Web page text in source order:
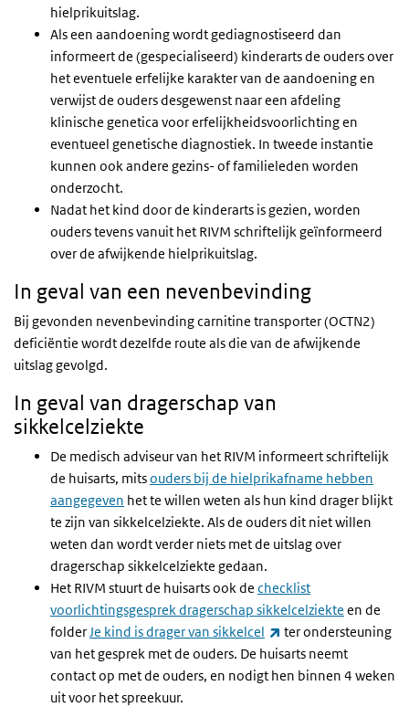
hielprikuitslag.
Als een aandoening wordt gediagnostiseerd dan
informeert de (gespecialiseerd) kinderarts de ouders over
het eventuele erfelijke karakter van de aandoening en
verwijst de ouders desgewenst naar een afdeling
klinische genetica voor erfelijkheidsvoorlichting en
eventueel genetische diagnostiek. In tweede instantie
kunnen ook andere gezins- of familieleden worden
onderzocht.
Nadat het kind door de kinderarts is gezien, worden
ouders tevens vanuit het RIVM schriftelijk geïnformeerd
over de afwijkende hielprikuitslag.
In geval van een nevenbevinding
Bij gevonden nevenbevinding carnitine transporter (OCTN2)
deficiëntie wordt dezelfde route als die van de afwijkende
uitslag gevolgd.
In geval van dragerschap van
sikkelcelziekte
De medisch adviseur van het RIVM informeert schriftelijk
de huisarts, mitsouders bij de hielprikafname hebben
aangegeven het te willen weten als hun kind drager blijkt
te zijn van sikkelcelziekte. Als de ouders dit niet willen
weten dan wordt verder niets met de uitslag over
dragerschap sikkelcelziekte gedaan.
Het RIVM stuurt de huisarts ook de checklist
voorlichtingsgesprek dragerschap sikkelcelziekte en de
folderJe kind is drager van sikkelcel (link is external)
ter ondersteuning
van het gesprek met de ouders. De huisarts neemt
contact op met de ouders, en nodigt hen binnen 4 weken
uit voor het spreekuur.